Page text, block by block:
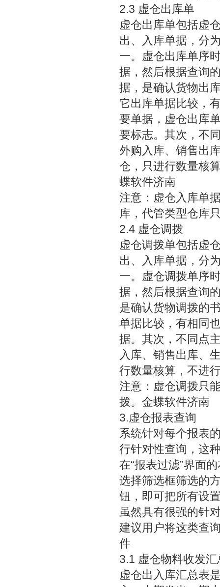
2.3 虚仓出库单
虚仓出库单包括虚
出、入库单据，分
一。虚仓出库单序
据，然后根据查询
据，是确认货物出
它出库单据比较，
要单据，虚仓出库
要标志。其次，不
外购入库、销售出
仓，只进行数量核
蝶软件济南
注意：虚仓入库单
库，代管类型仓库
2.4 虚仓调拨
虚仓调拨单包括虚
出、入库单据，分
一。虚仓调拨单序
据，然后根据查询
是确认货物调拨的
单据比较，有相同
据。其次，不同点
入库、销售出库、
行数量核算，不进
注意：虚仓调拨只
拨。金蝶软件济南
3.虚仓报表查询
系统针对每个报表
行针对性查询，这
在“报表过滤”界面
选择筛选框筛选的
钮，即可把所有设
虽然具有很强的针
建议用户将这类查
件
3.1 虚仓物料收发
虚仓出入库汇总表